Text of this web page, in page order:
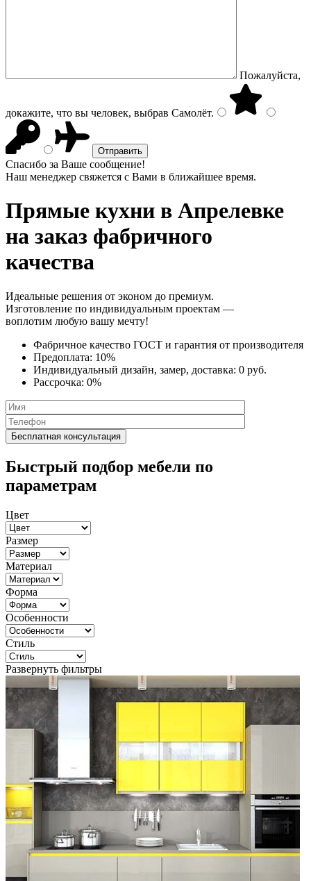
Пожалуйста,
докажите, что вы человек, выбрав Самолёт.
Спасибо за Ваше сообщение!
Наш менеджер свяжется с Вами в ближайшее время.
Прямые кухни в Апрелевке
на заказ фабричного
качества
Идеальные решения от эконом до премиум.
Изготовление по индивидуальным проектам —
воплотим любую вашу мечту!
Фабричное качество ГОСТ и гарантия от производителя
Предоплата: 10%
Индивидуальный дизайн, замер, доставка: 0 руб.
Рассрочка: 0%
Быстрый подбор мебели по
параметрам
Цвет
Размер
Материал
Форма
Особенности
Стиль
Развернуть фильтры